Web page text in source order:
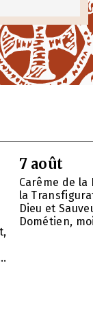
7 août
Carême de
la
Dieu et
Dométien,